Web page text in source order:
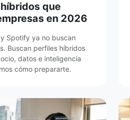
que
en 2026
Spotify ya no buscan
Buscan perfiles híbridos
datos e inteligencia
cómo prepararte.